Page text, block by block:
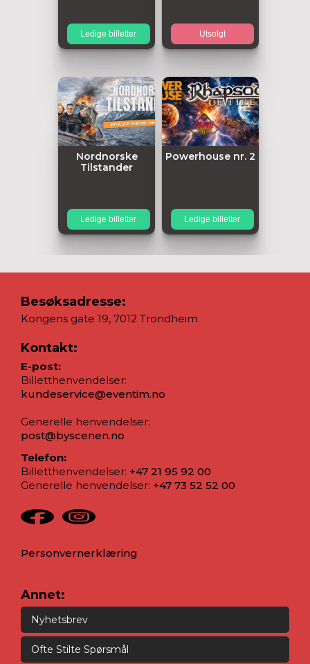
Ledige billetter Utsolgt
Nordnorske
Tilstander
Ledige billetter
Powerhouse nr. 2
Ledige billetter
Besøksadresse:
Kongens gate 19, 7012 Trondheim
Kontakt:
E-post:
Billetthenvendelser:
kundeservice@eventim.no
Generelle henvendelser:
post@byscenen.no
Telefon:
Billetthenvendelser: +47 21 95 92 00
Generelle henvendelser: +47 73 52 52 00
Personvernerklæring
Annet:
Nyhetsbrev
Ofte Stilte Spørsmål